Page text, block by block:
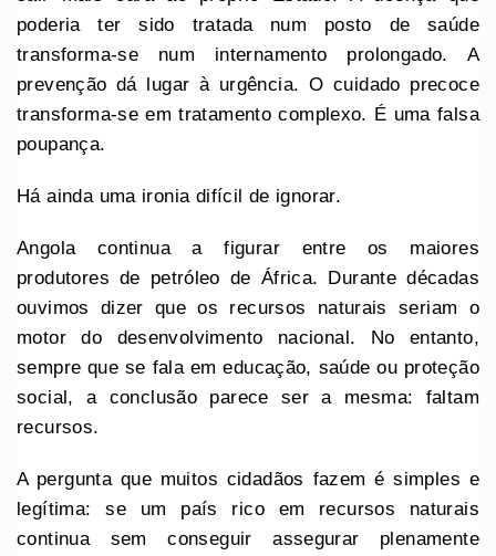
poderia ter sido tratada num posto de saúde
transforma-se num internamento prolongado. A
prevenção dá lugar à urgência. O cuidado precoce
transforma-se em tratamento complexo. É uma falsa
poupança.
Há ainda uma ironia difícil de ignorar.
Angola continua a figurar entre os maiores
produtores de petróleo de África. Durante décadas
ouvimos dizer que os recursos naturais seriam o
motor do desenvolvimento nacional. No entanto,
sempre que se fala em educação, saúde ou proteção
social, a conclusão parece ser a mesma: faltam
recursos.
A pergunta que muitos cidadãos fazem é simples e
legítima: se um país rico em recursos naturais
continua sem conseguir assegurar plenamente